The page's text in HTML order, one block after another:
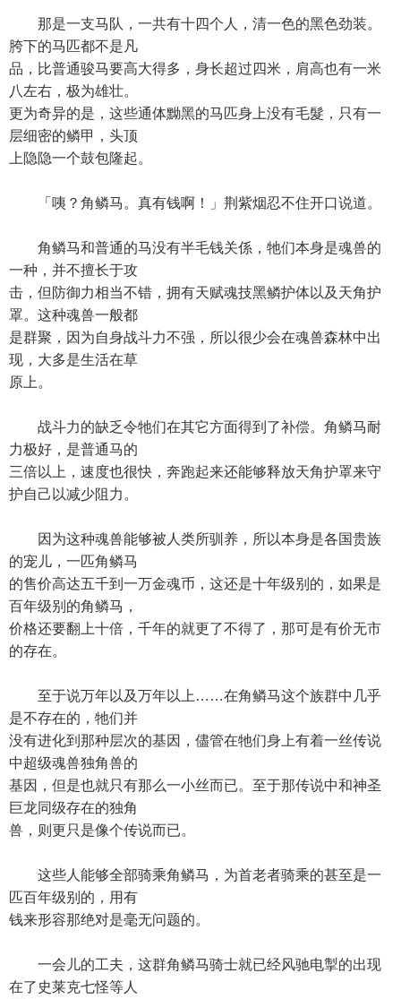
那是一支马队，一共有十四个人，清一色的黑色劲装。
胯下的马匹都不是凡
品，比普通骏马要高大得多，身长超过四米，肩高也有一米
八左右，极为雄壮。
更为奇异的是，这些通体黝黑的马匹身上没有毛髮，只有一
层细密的鳞甲，头顶
上隐隐一个鼓包隆起。
「咦？角鳞马。真有钱啊！」荆紫烟忍不住开口说道。
角鳞马和普通的马没有半毛钱关係，牠们本身是魂兽的
一种，并不擅长于攻
击，但防御力相当不错，拥有天赋魂技黑鳞护体以及天角护
罩。这种魂兽一般都
是群聚，因为自身战斗力不强，所以很少会在魂兽森林中出
现，大多是生活在草
原上。
战斗力的缺乏令牠们在其它方面得到了补偿。角鳞马耐
力极好，是普通马的
三倍以上，速度也很快，奔跑起来还能够释放天角护罩来守
护自己以减少阻力。
因为这种魂兽能够被人类所驯养，所以本身是各国贵族
的宠儿，一匹角鳞马
的售价高达五千到一万金魂币，这还是十年级别的，如果是
百年级别的角鳞马，
价格还要翻上十倍，千年的就更了不得了，那可是有价无市
的存在。
至于说万年以及万年以上……在角鳞马这个族群中几乎
是不存在的，牠们并
没有进化到那种层次的基因，儘管在牠们身上有着一丝传说
中超级魂兽独角兽的
基因，但是也就只有那么一小丝而已。至于那传说中和神圣
巨龙同级存在的独角
兽，则更只是像个传说而已。
这些人能够全部骑乘角鳞马，为首老者骑乘的甚至是一
匹百年级别的，用有
钱来形容那绝对是毫无问题的。
一会儿的工夫，这群角鳞马骑士就已经风驰电掣的出现
在了史莱克七怪等人